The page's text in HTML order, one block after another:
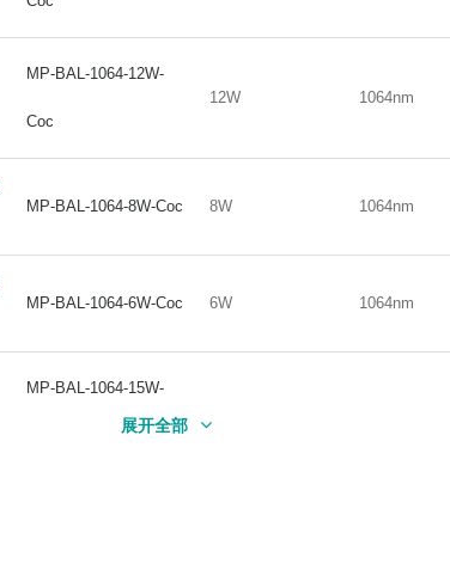
MP-BAL-1064-12W-
Coc
12W 1064nm
MP-BAL-1064-8W-Coc 8W 1064nm
MP-BAL-1064-6W-Coc 6W 1064nm
MP-BAL-1064-15W-
MP-BAL-1064-12W-
Coc
12W 1064nm
MP-BAL-1064-8W-Coc 8W 1064nm
MP-BAL-1064-6W-Coc 6W 1064nm
MP-BAL-1064-15W-
展开全部